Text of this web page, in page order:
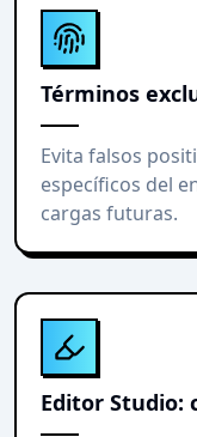
Términos
Evita falsos
específicos del
cargas futuras.
Editor Studio: